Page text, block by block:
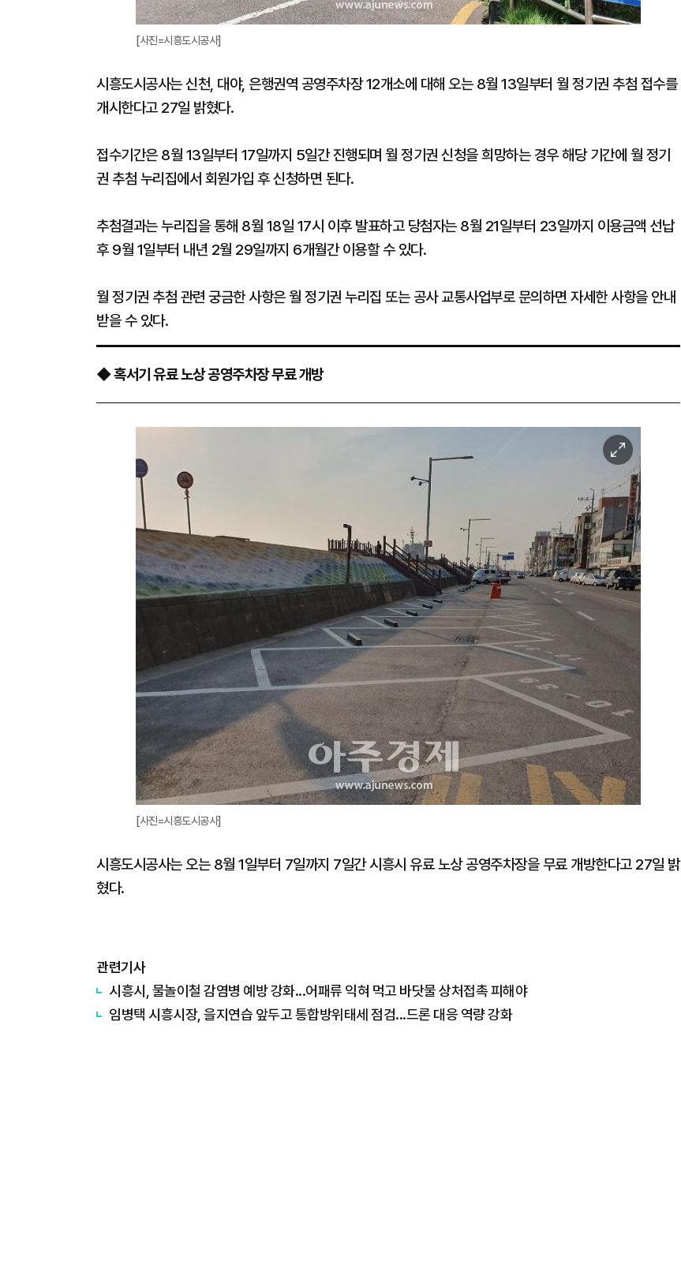
[사진=시흥도시공사]
시흥도시공사는 신천, 대야, 은행권역 공영주차장 12개소에 대해 오는 8월 13일부터 월 정기권 추첨 접수를
개시한다고 27일 밝혔다.
접수기간은 8월 13일부터 17일까지 5일간 진행되며 월 정기권 신청을 희망하는 경우 해당 기간에 월 정기
권 추첨 누리집에서 회원가입 후 신청하면 된다.
추첨결과는 누리집을 통해 8월 18일 17시 이후 발표하고 당첨자는 8월 21일부터 23일까지 이용금액 선납
후 9월 1일부터 내년 2월 29일까지 6개월간 이용할 수 있다.
월 정기권 추첨 관련 궁금한 사항은 월 정기권 누리집 또는 공사 교통사업부로 문의하면 자세한 사항을 안내
받을 수 있다.
◆ 혹서기 유료 노상 공영주차장 무료 개방
이
미
지
확
대
[사진=시흥도시공사]
시흥도시공사는 오는 8월 1일부터 7일까지 7일간 시흥시 유료 노상 공영주차장을 무료 개방한다고 27일 밝
혔다.
관련기사
시흥시, 물놀이철 감염병 예방 강화...어패류 익혀 먹고 바닷물 상처접촉 피해야
임병택 시흥시장, 을지연습 앞두고 통합방위태세 점검...드론 대응 역량 강화